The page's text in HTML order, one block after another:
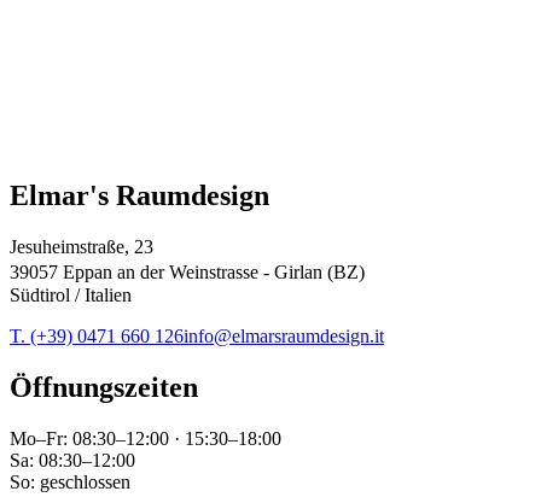
Elmar's Raumdesign
Jesuheimstraße, 23
39057 Eppan an der Weinstrasse - Girlan (BZ)
Südtirol / Italien
T. (+39) 0471 660 126info@elmarsraumdesign.it
Öffnungszeiten
Mo–Fr: 08:30–12:00 · 15:30–18:00
Sa: 08:30–12:00
So: geschlossen